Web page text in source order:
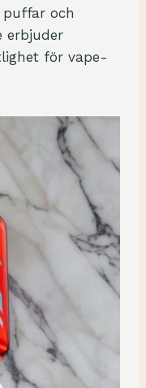
puffar och
erbjuder
för vape-